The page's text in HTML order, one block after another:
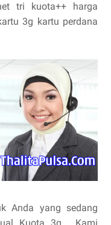
tri kuota++ harga
3g kartu perdana
Anda yang sedang